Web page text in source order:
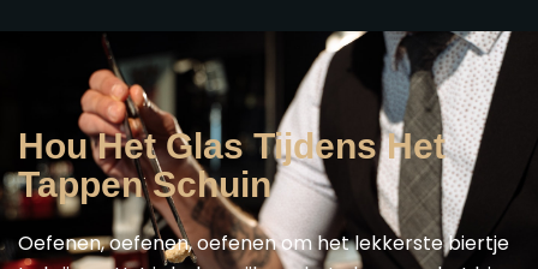
Hou Het Glas Tijdens Het
Tappen Schuin
Oefenen, oefenen, oefenen om het lekkerste biertje